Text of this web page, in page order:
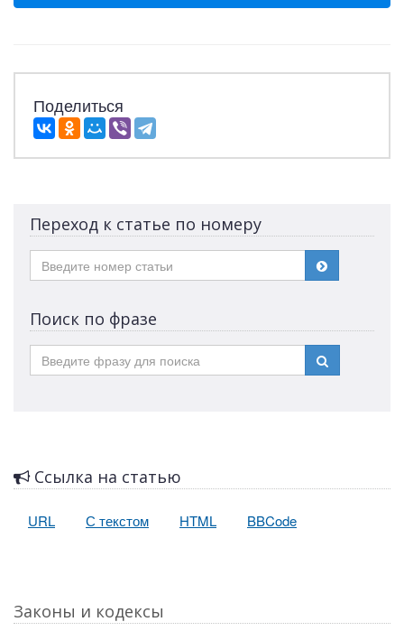
Поделиться
Переход к статье по номеру
Поиск по фразе
Ссылка на статью
URL С текстом HTML BBCode
Законы и кодексы